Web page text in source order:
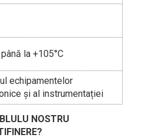
la +105°C
echipamentelor
și al instrumentației
NOSTRU